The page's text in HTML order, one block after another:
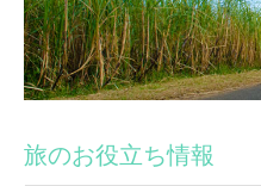
旅のお役立ち情報